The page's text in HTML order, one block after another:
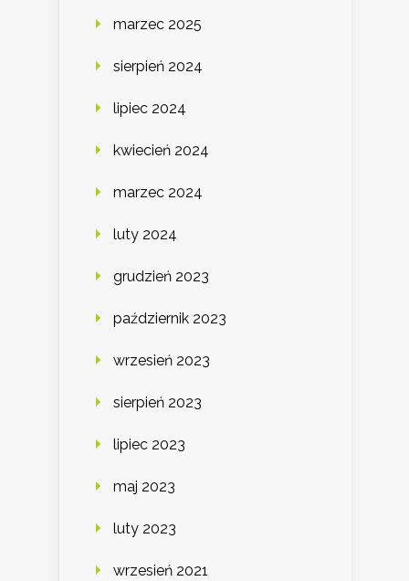
marzec 2025
sierpień 2024
lipiec 2024
kwiecień 2024
marzec 2024
luty 2024
grudzień 2023
październik 2023
wrzesień 2023
sierpień 2023
lipiec 2023
maj 2023
luty 2023
wrzesień 2021